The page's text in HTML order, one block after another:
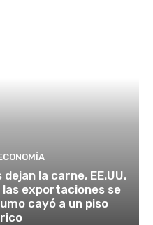
la carne, EE.UU.
las exportaciones se
cayó a un piso